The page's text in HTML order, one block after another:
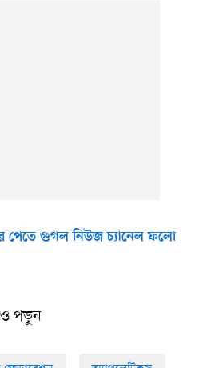
পেতে গুগল নিউজ চ্যানেল ফলো
পড়ুন